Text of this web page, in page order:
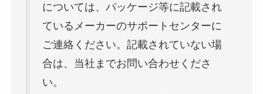
については、パッケージ等に記載され
ているメーカーのサポートセンターに
ご連絡ください。記載されていない場
合は、当社までお問い合わせくださ
い。